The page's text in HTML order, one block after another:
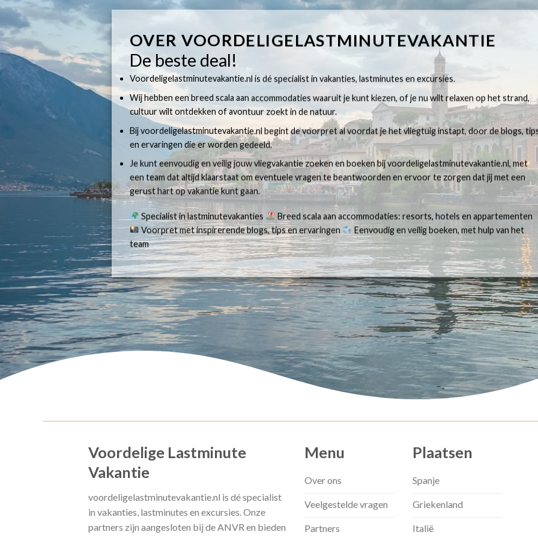
OVER VOORDELIGELASTMINUTEVAKANTIE
De beste deal!
Voordeligelastminutevakantie.nl is dé specialist in vakanties, lastminutes en excursies.
Wij hebben een breed scala aan accommodaties waaruit je kunt kiezen, of je nu wilt relaxen op het strand,
cultuur wilt ontdekken of avontuur zoekt in de natuur.
Bij voordeligelastminutevakantie.nl begint de voorpret al voordat je het vliegtuig instapt, door de blogs,
en ervaringen die er worden gedeeld.
Je kunt eenvoudig en veilig jouw vliegvakantie zoeken en boeken bij voordeligelastminutevakantie.nl, met
een team dat altijd klaarstaat om eventuele vragen te beantwoorden en ervoor te zorgen dat jij met een
gerust hart op vakantie kunt gaan.
Specialist in lastminutevakanties
Breed scala aan accommodaties: resorts, hotels en appartementen
Voorpret met inspirerende blogs, tips en ervaringen
Eenvoudig en veilig boeken, met hulp van het
team
Voordelige Lastminute
Vakantie
voordeligelastminutevakantie.nl is dé specialist
in vakanties, lastminutes en excursies. Onze
partners zijn aangesloten bij de ANVR en bieden
Menu
Over ons
Veelgestelde vragen
Partners
Plaatsen
Spanje
Griekenland
Italië